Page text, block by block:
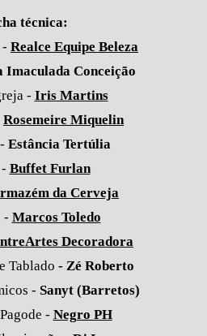
técnica:
Realce Equipe Beleza
Imaculada Conceição
- Iris Martins
Rosemeire Miquelin
Estância Tertúlia
Buffet Furlan
da Cerveja
- Marcos Toledo
Decoradora
Tablado - Zé Roberto
- Sanyt (Barretos)
- Negro PH